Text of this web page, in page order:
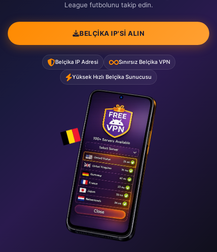
League futbolunu takip edin.
BELÇIKA IP'SI ALIN
Belçika IP Adresi Sınırsız Belçika VPN
Yüksek Hızlı Belçika Sunucusu